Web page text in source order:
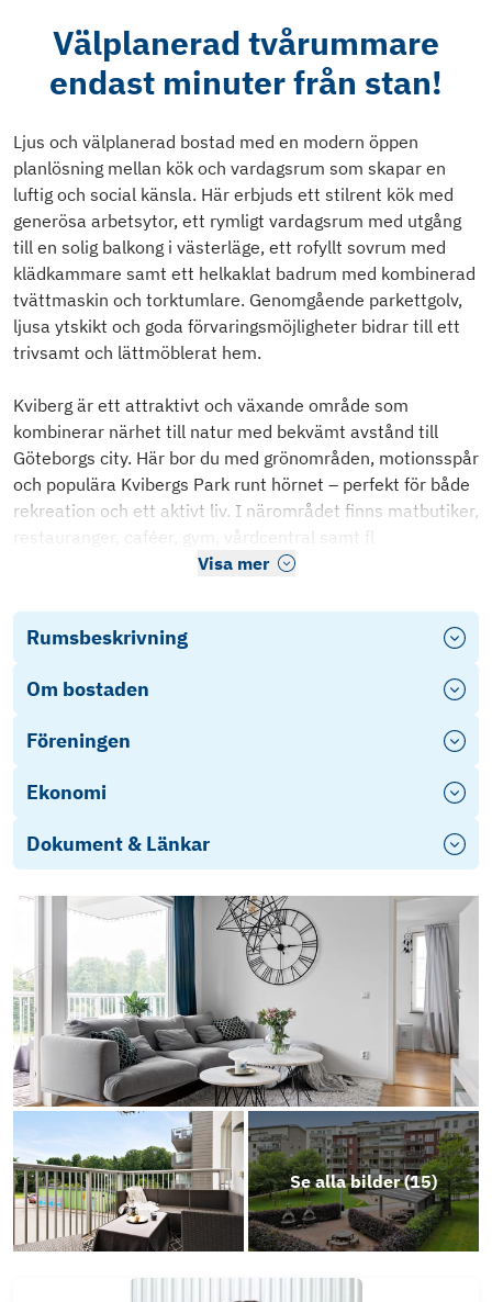
Välplanerad tvårummare
endast minuter från stan!
Ljus och välplanerad bostad med en modern öppen
planlösning mellan kök och vardagsrum som skapar en
luftig och social känsla. Här erbjuds ett stilrent kök med
generösa arbetsytor, ett rymligt vardagsrum med utgång
till en solig balkong i västerläge, ett rofyllt sovrum med
klädkammare samt ett helkaklat badrum med kombinerad
tvättmaskin och torktumlare. Genomgående parkettgolv,
ljusa ytskikt och goda förvaringsmöjligheter bidrar till ett
trivsamt och lättmöblerat hem.
Kviberg är ett attraktivt och växande område som
kombinerar närhet till natur med bekvämt avstånd till
Göteborgs city. Här bor du med grönområden, motionsspår
och populära Kvibergs Park runt hörnet – perfekt för både
rekreation och ett aktivt liv. I närområdet finns matbutiker,
restauranger, caféer, gym, vårdcentral samt fl
Visa mer
Rumsbeskrivning
Om bostaden
Föreningen
Ekonomi
Dokument & Länkar
Stadgar-2018-06-04
Ekonomisk plan
Energideklaration-Soldathemsgatan-20-22
Årsredovisning 2025
Photo
Play
Social
Video
Se alla bilder (15)